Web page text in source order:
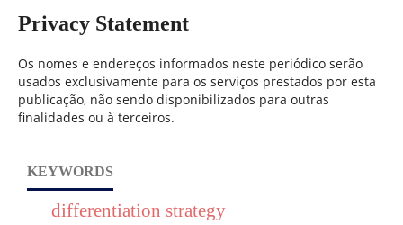
Privacy Statement
Os nomes e endereços informados neste periódico serão
usados exclusivamente para os serviços prestados por esta
publicação, não sendo disponibilizados para outras
finalidades ou à terceiros.
KEYWORDS
differentiation strategy